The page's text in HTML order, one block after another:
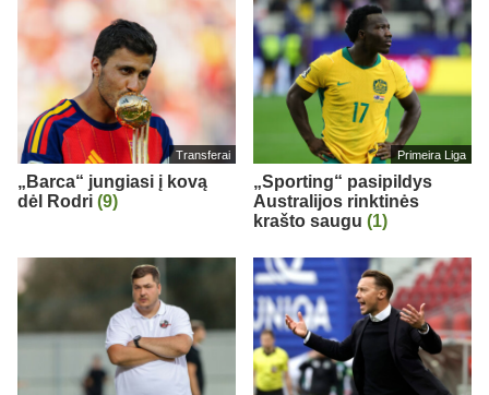
Transferai
„Barca“ jungiasi į kovą
dėl Rodri (9)
Primeira Liga
„Sporting“ pasipildys
Australijos rinktinės
krašto saugu (1)